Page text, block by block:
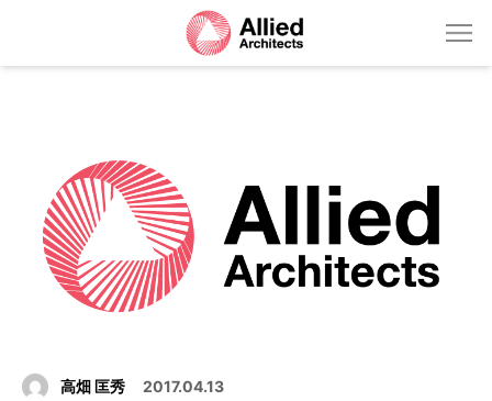
高畑 匡秀 2017.04.13